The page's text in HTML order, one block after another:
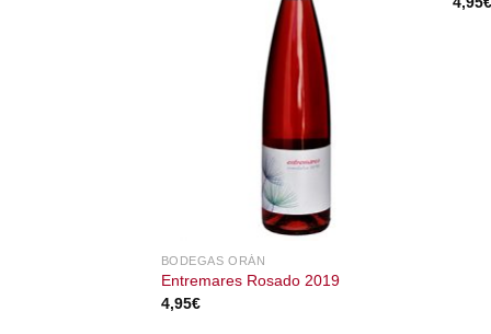
BODEGAS ORÁN
Entremares Rosado 2019
4,95€